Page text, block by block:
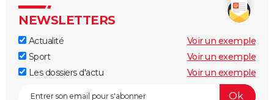
NEWSLETTERS
Actualité
Voir un exemple
Sport
Voir un exemple
Les dossiers d'actu
Voir un exemple